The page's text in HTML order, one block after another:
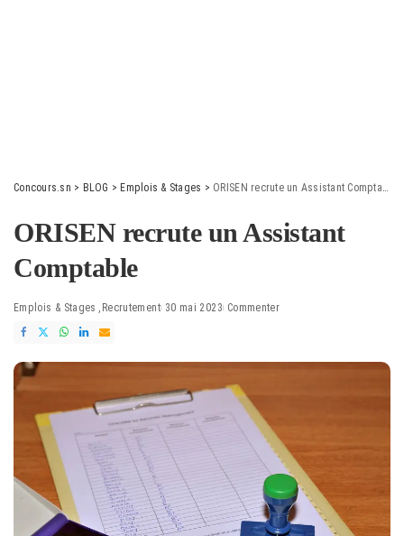
Concours.sn > BLOG > Emplois & Stages > ORISEN recrute un Assistant Comptable
ORISEN recrute un Assistant
Comptable
Emplois & Stages Recrutement 30 mai 2023 Commenter